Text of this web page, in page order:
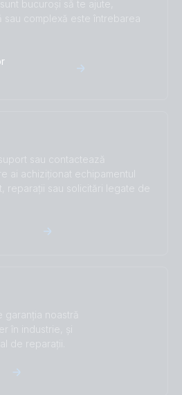
DIN VDE 0126-1 - Quattro-II
§14a EnWG und §9
bucuroși să te ajute,
sau complexă este întrebarea
sau contactează
ai achiziționat echipamentul
reparații sau solicitări legate de
garanția noastră
în industrie, și
de reparații.